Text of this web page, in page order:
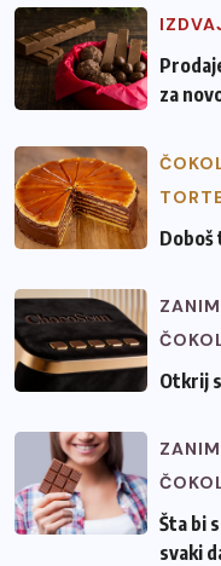
za
Otkrij
Šta bi
svaki